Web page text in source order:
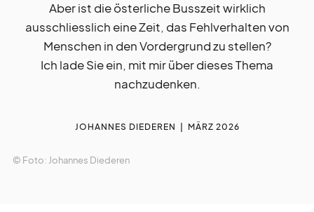
feiern
Aber ist die österliche Busszeit wirklich
ausschliesslich eine Zeit, das Fehlverhalten von
Menschen in den Vordergrund zu stellen?
Ich lade Sie ein, mit mir über dieses Thema
nachzudenken.
JOHANNES DIEDEREN MÄRZ 2026
© Foto: Johannes Diederen